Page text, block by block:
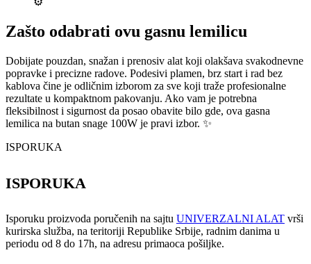
Zašto odabrati ovu gasnu lemilicu
Dobijate pouzdan, snažan i prenosiv alat koji olakšava svakodnevne
popravke i precizne radove. Podesivi plamen, brz start i rad bez
kablova čine je odličnim izborom za sve koji traže profesionalne
rezultate u kompaktnom pakovanju. Ako vam je potrebna
fleksibilnost i sigurnost da posao obavite bilo gde, ova gasna
lemilica na butan snage 100W je pravi izbor. ✨
ISPORUKA
ISPORUKA
Isporuku proizvoda poručenih na sajtu UNIVERZALNI ALAT vrši
kurirska služba, na teritoriji Republike Srbije, radnim danima u
periodu od 8 do 17h, na adresu primaoca pošiljke.